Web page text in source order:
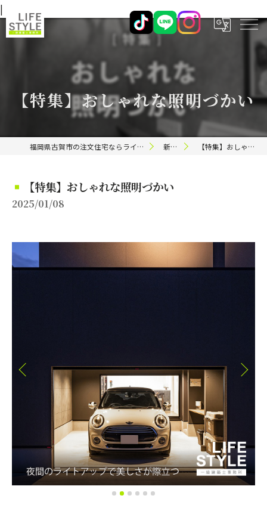
|
【特集】おしゃれな照明づかい
福岡県古賀市の注文住宅ならライフスタイル 一級建築士事務所 新着情報 【特集】おしゃれな照明づかい
【特集】おしゃれな照明づかい
2025/01/08